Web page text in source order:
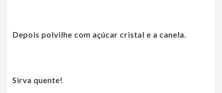
Depois polvilhe com açúcar cristal e a canela.
Sirva quente!